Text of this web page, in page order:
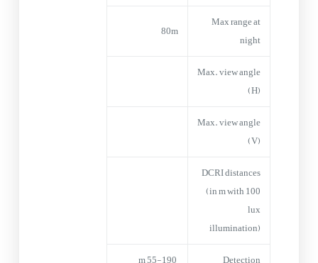
Max range at
night
80m
Max. view angle
(H)
Max. view angle
(V)
DCRI distances
(in m with 100
lux
illumination)